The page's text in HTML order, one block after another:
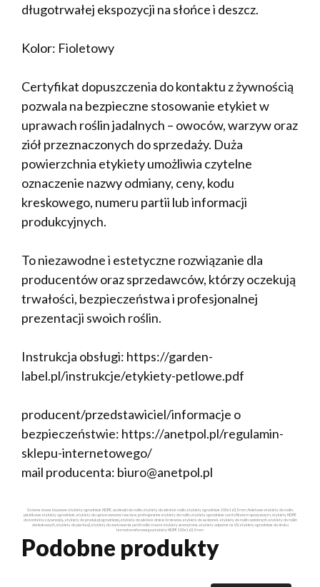
długotrwałej ekspozycji na słońce i deszcz.
Kolor: Fioletowy
Certyfikat dopuszczenia do kontaktu z żywnością
pozwala na bezpieczne stosowanie etykiet w
uprawach roślin jadalnych – owoców, warzyw oraz
ziół przeznaczonych do sprzedaży. Duża
powierzchnia etykiety umożliwia czytelne
oznaczenie nazwy odmiany, ceny, kodu
kreskowego, numeru partii lub informacji
produkcyjnych.
To niezawodne i estetyczne rozwiązanie dla
producentów oraz sprzedawców, którzy oczekują
trwałości, bezpieczeństwa i profesjonalnej
prezentacji swoich roślin.
Instrukcja obsługi: https://garden-
label.pl/instrukcje/etykiety-petlowe.pdf
producent/przedstawiciel/informacje o
bezpieczeństwie: https://anetpol.pl/regulamin-
sklepu-internetowego/
mail producenta: biuro@anetpol.pl
Główne słowa kluczowe: etykiety ogrodnicze HDPE, zawieszki do roślin, etykiety do szkółek roślin, etykiety ogrodnicze 100x163,5 mm ,fioletowe etykiety do roślin,
plastikowe etykiety ogrodnicze, etykiety do upraw owoców i warzyw, profesjonalne etykiety do roślin, etykiety ogrodnicze z certyfikatem spożywczym, etykiety HDPE
do kontaktu z żywnością, etykiety do produkcji ogrodniczej, etykiety do szkółek drzew i krzewów, etykiety do sadzonek, etykiety do roślin ozdobnych, etykiety do roślin
doniczkowych, etykiety do plantacji, etykiety do znakowania partii roślin, trwałe etykiety zewnętrzne, etykiety odporne na UV, etykiety ogrodnicze do druku
termotransferowego,etykiety HDPE 100x163,5 mm
Podobne produkty